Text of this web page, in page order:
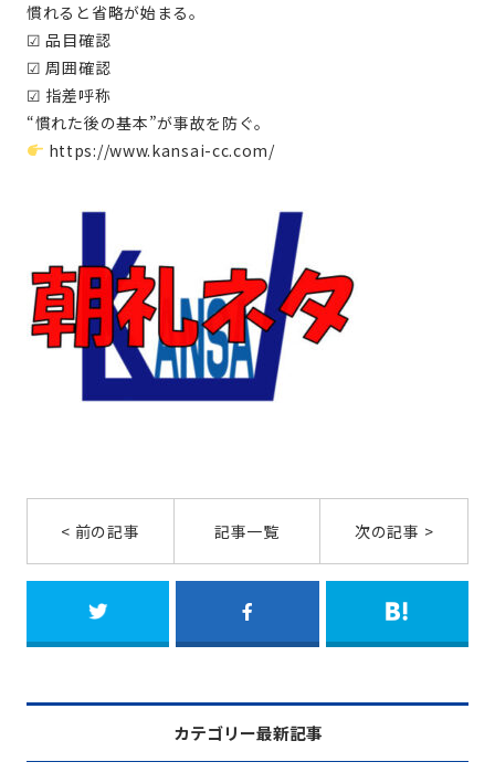
慣れると省略が始まる。
☑ 品目確認
☑ 周囲確認
☑ 指差呼称
“慣れた後の基本”が事故を防ぐ。
https://www.kansai-cc.com/
< 前の記事 記事一覧 次の記事 >
カテゴリー最新記事